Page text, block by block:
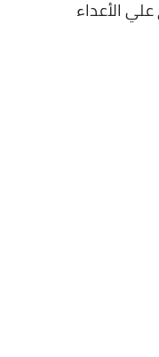
الأعداء